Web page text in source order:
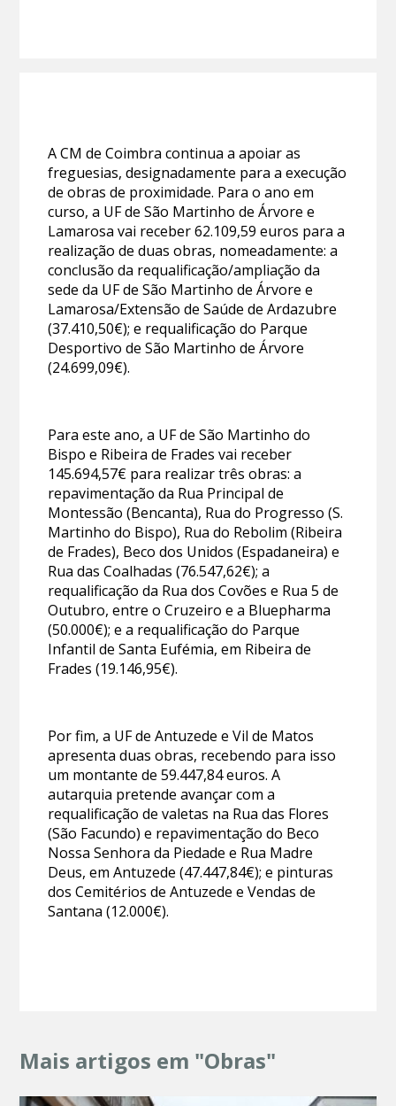
A CM de Coimbra continua a apoiar as
freguesias, designadamente para a execução
de obras de proximidade. Para o ano em
curso, a UF de São Martinho de Árvore e
Lamarosa vai receber 62.109,59 euros para a
realização de duas obras, nomeadamente: a
conclusão da requalificação/ampliação da
sede da UF de São Martinho de Árvore e
Lamarosa/Extensão de Saúde de Ardazubre
(37.410,50€); e requalificação do Parque
Desportivo de São Martinho de Árvore
(24.699,09€).
Para este ano, a UF de São Martinho do
Bispo e Ribeira de Frades vai receber
145.694,57€ para realizar três obras: a
repavimentação da Rua Principal de
Montessão (Bencanta), Rua do Progresso (S.
Martinho do Bispo), Rua do Rebolim (Ribeira
de Frades), Beco dos Unidos (Espadaneira) e
Rua das Coalhadas (76.547,62€); a
requalificação da Rua dos Covões e Rua 5 de
Outubro, entre o Cruzeiro e a Bluepharma
(50.000€); e a requalificação do Parque
Infantil de Santa Eufémia, em Ribeira de
Frades (19.146,95€).
Por fim, a UF de Antuzede e Vil de Matos
apresenta duas obras, recebendo para isso
um montante de 59.447,84 euros. A
autarquia pretende avançar com a
requalificação de valetas na Rua das Flores
(São Facundo) e repavimentação do Beco
Nossa Senhora da Piedade e Rua Madre
Deus, em Antuzede (47.447,84€); e pinturas
dos Cemitérios de Antuzede e Vendas de
Santana (12.000€).
Mais artigos em "Obras"